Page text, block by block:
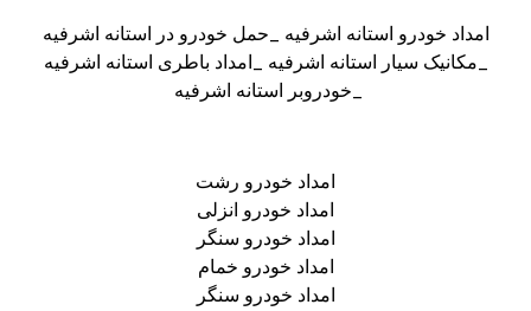
امداد خودرو استانه اشرفیه _حمل خودرو در استانه اشرفیه
_مکانیک سیار استانه اشرفیه _امداد باطری استانه اشرفیه
_خودروبر استانه اشرفیه
امداد خودرو رشت
امداد خودرو انزلی
امداد خودرو سنگر
امداد خودرو خمام
امداد خودرو سنگر